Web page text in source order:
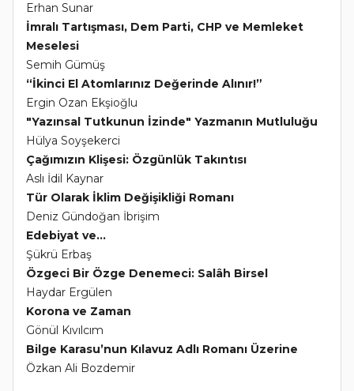
Erhan Sunar
İmralı Tartışması, Dem Parti, CHP ve Memleket
Meselesi
Semih Gümüş
“İkinci El Atomlarınız Değerinde Alınır!”
Ergin Ozan Ekşioğlu
"Yazınsal Tutkunun İzinde" Yazmanın Mutluluğu
Hülya Soyşekerci
Çağımızın Klişesi: Özgünlük Takıntısı
Aslı İdil Kaynar
Tür Olarak İklim Değişikliği Romanı
Deniz Gündoğan İbrişim
Edebiyat ve...
Şükrü Erbaş
Özgeci Bir Özge Denemeci: Salâh Birsel
Haydar Ergülen
Korona ve Zaman
Gönül Kıvılcım
Bilge Karasu’nun Kılavuz Adlı Romanı Üzerine
Özkan Ali Bozdemir